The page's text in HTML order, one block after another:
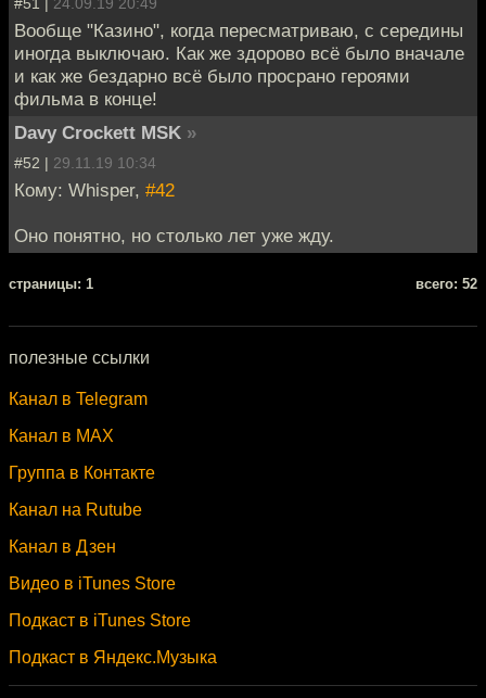
Вообще "Казино", когда пересматриваю, с середины
иногда выключаю. Как же здорово всё было вначале
и как же бездарно всё было просрано героями
фильма в конце!
Davy Crockett MSK »
#52 | 29.11.19 10:34
Кому: Whisper, #42
Оно понятно, но столько лет уже жду.
cтраницы: 1 всего: 52
полезные ссылки
Канал в Telegram
Канал в MAX
Группа в Контакте
Канал на Rutube
Канал в Дзен
Видео в iTunes Store
Подкаст в iTunes Store
Подкаст в Яндекс.Музыка